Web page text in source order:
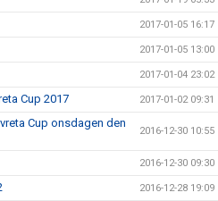
2017-01-05 16:17
2017-01-05 13:00
2017-01-04 23:02
Cup 2017 2017-01-02 09:31
Cup onsdagen den
2016-12-30 10:55
2016-12-30 09:30
2016-12-28 19:09